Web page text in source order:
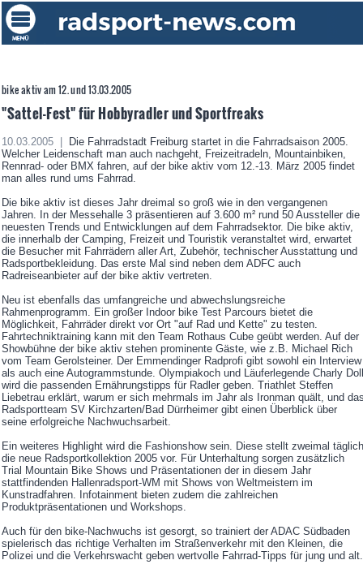
bike aktiv am 12. und 13.03.2005
"Sattel-Fest" für Hobbyradler und Sportfreaks
10.03.2005 |
Die Fahrradstadt Freiburg startet in die Fahrradsaison 2005.
Welcher Leidenschaft man auch nachgeht, Freizeitradeln, Mountainbiken,
Rennrad- oder BMX fahren, auf der bike aktiv vom 12.-13. März 2005 findet
man alles rund ums Fahrrad.
Die bike aktiv ist dieses Jahr dreimal so groß wie in den vergangenen
Jahren. In der Messehalle 3 präsentieren auf 3.600 m² rund 50 Aussteller die
neuesten Trends und Entwicklungen auf dem Fahrradsektor. Die bike aktiv,
die innerhalb der Camping, Freizeit und Touristik veranstaltet wird, erwartet
die Besucher mit Fahrrädern aller Art, Zubehör, technischer Ausstattung und
Radsportbekleidung. Das erste Mal sind neben dem ADFC auch
Radreiseanbieter auf der bike aktiv vertreten.
Neu ist ebenfalls das umfangreiche und abwechslungsreiche
Rahmenprogramm. Ein großer Indoor bike Test Parcours bietet die
Möglichkeit, Fahrräder direkt vor Ort "auf Rad und Kette" zu testen.
Fahrtechniktraining kann mit den Team Rothaus Cube geübt werden. Auf der
Showbühne der bike aktiv stehen prominente Gäste, wie z.B. Michael Rich
vom Team Gerolsteiner. Der Emmendinger Radprofi gibt sowohl ein Interview
als auch eine Autogrammstunde. Olympiakoch und Läuferlegende Charly Doll
wird die passenden Ernährungstipps für Radler geben. Triathlet Steffen
Liebetrau erklärt, warum er sich mehrmals im Jahr als Ironman quält, und
Radsportteam SV Kirchzarten/Bad Dürrheimer gibt einen Überblick über
seine erfolgreiche Nachwuchsarbeit.
Ein weiteres Highlight wird die Fashionshow sein. Diese stellt zweimal täglich
die neue Radsportkollektion 2005 vor. Für Unterhaltung sorgen zusätzlich
Trial Mountain Bike Shows und Präsentationen der in diesem Jahr
stattfindenden Hallenradsport-WM mit Shows von Weltmeistern im
Kunstradfahren. Infotainment bieten zudem die zahlreichen
Produktpräsentationen und Workshops.
Auch für den bike-Nachwuchs ist gesorgt, so trainiert der ADAC Südbaden
spielerisch das richtige Verhalten im Straßenverkehr mit den Kleinen, die
Polizei und die Verkehrswacht geben wertvolle Fahrrad-Tipps für jung und alt.